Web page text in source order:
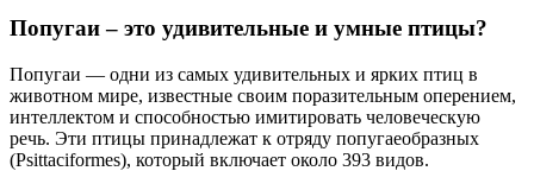
Попугаи – это удивительные и умные птицы?
Попугаи — одни из самых удивительных и ярких птиц в
животном мире, известные своим поразительным оперением,
интеллектом и способностью имитировать человеческую
речь. Эти птицы принадлежат к отряду попугаеобразных
(Psittaciformes), который включает около 393 видов.